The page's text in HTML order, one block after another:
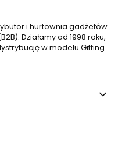
i hurtownia gadżetów
Działamy od 1998 roku,
w modelu Gifting